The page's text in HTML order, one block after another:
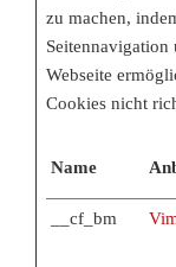
zu machen,
Webseite
Cookies nicht
Name
__cf_bm